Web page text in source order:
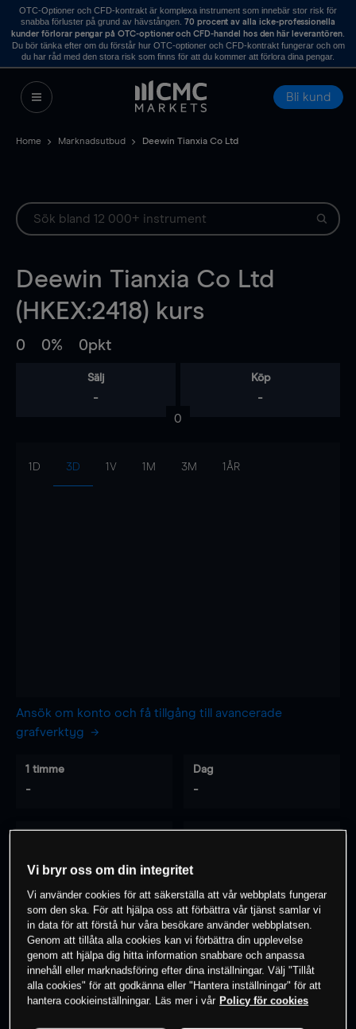
OTC-Optioner och CFD-kontrakt är komplexa instrument som innebär stor risk för
snabba förluster på grund av hävstången. 70 procent av alla icke-professionella
kunder förlorar pengar på OTC-optioner och CFD-handel hos den här leverantören.
Du bör tänka efter om du förstår hur OTC-optioner och CFD-kontrakt fungerar och om
du har råd med den stora risk som finns för att du kommer att förlora dina pengar.
Bli kund
Home Marknadsutbud Deewin Tianxia Co Ltd
Deewin Tianxia Co Ltd
(HKEX:2418) kurs
0 0% 0pkt
Sälj
-
Köp
-
0
1D 3D 1V 1M 3M 1ÅR
Ansök om konto och få tillgång till avancerade
grafverktyg
1 timme
-
Dag
-
0% av kunderna har en position i detta
instrument
Börja handla
Vi bryr oss om din integritet
Vi använder cookies för att säkerställa att vår webbplats fungerar
som den ska. För att hjälpa oss att förbättra vår tjänst samlar vi
in data för att förstå hur våra besökare använder webbplatsen.
Genom att tillåta alla cookies kan vi förbättra din upplevelse
genom att hjälpa dig hitta information snabbare och anpassa
innehåll eller marknadsföring efter dina inställningar. Välj "Tillåt
alla cookies" för att godkänna eller "Hantera inställningar" för att
hantera cookieinställningar. Läs mer i vår Policy för cookies